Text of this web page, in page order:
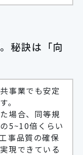
秘訣は「向
事業でも安定
。
場合、同等規
5~10倍くらい
事品質の確保
現できている